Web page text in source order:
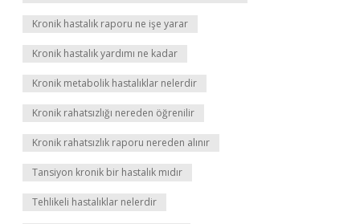
Kronik hastalık raporu ne işe yarar
Kronik hastalık yardımı ne kadar
Kronik metabolik hastalıklar nelerdir
Kronik rahatsızlığı nereden öğrenilir
Kronik rahatsızlık raporu nereden alınır
Tansiyon kronik bir hastalık mıdır
Tehlikeli hastalıklar nelerdir